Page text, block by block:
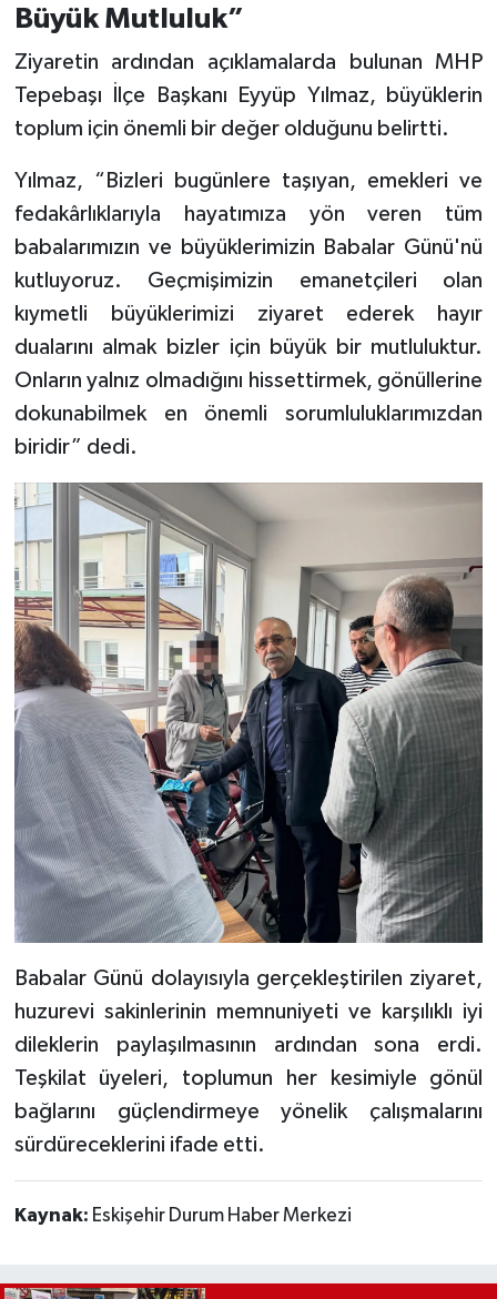
Büyük Mutluluk”
Ziyaretin ardından açıklamalarda bulunan MHP
Tepebaşı İlçe Başkanı Eyyüp Yılmaz, büyüklerin
toplum için önemli bir değer olduğunu belirtti.
Yılmaz, “Bizleri bugünlere taşıyan, emekleri ve
fedakârlıklarıyla hayatımıza yön veren tüm
babalarımızın ve büyüklerimizin Babalar Günü'nü
kutluyoruz. Geçmişimizin emanetçileri olan
kıymetli büyüklerimizi ziyaret ederek hayır
dualarını almak bizler için büyük bir mutluluktur.
Onların yalnız olmadığını hissettirmek, gönüllerine
dokunabilmek en önemli sorumluluklarımızdan
biridir” dedi.
Babalar Günü dolayısıyla gerçekleştirilen ziyaret,
huzurevi sakinlerinin memnuniyeti ve karşılıklı iyi
dileklerin paylaşılmasının ardından sona erdi.
Teşkilat üyeleri, toplumun her kesimiyle gönül
bağlarını güçlendirmeye yönelik çalışmalarını
sürdüreceklerini ifade etti.
Kaynak: Eskişehir Durum Haber Merkezi